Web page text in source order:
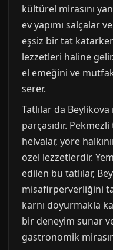
kültürel mirasını
ev yapımı salçalar
eşsiz bir tat
lezzetleri haline
el emeğini ve
serer.
Tatlılar da
parçasıdır.
helvalar, yöre
özel lezzetlerdir.
edilen bu tatlılar,
misafirperverliğini
karnı doyurmakla
bir deneyim sunar
gastronomik